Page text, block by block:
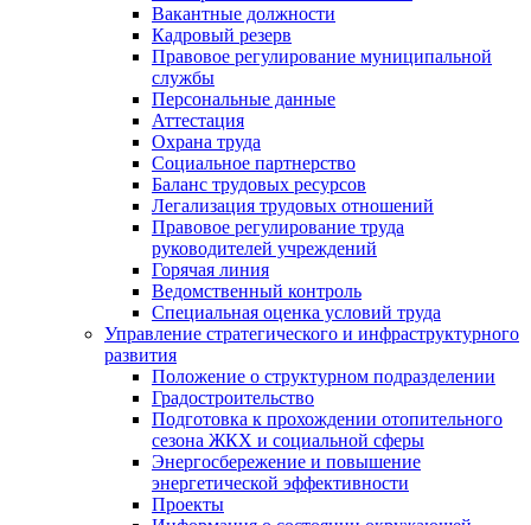
Вакантные должности
Кадровый резерв
Правовое регулирование муниципальной
службы
Персональные данные
Аттестация
Охрана труда
Социальное партнерство
Баланс трудовых ресурсов
Легализация трудовых отношений
Правовое регулирование труда
руководителей учреждений
Горячая линия
Ведомственный контроль
Специальная оценка условий труда
Управление стратегического и инфраструктурного
развития
Положение о структурном подразделении
Градостроительство
Подготовка к прохождении отопительного
сезона ЖКХ и социальной сферы
Энергосбережение и повышение
энергетической эффективности
Проекты